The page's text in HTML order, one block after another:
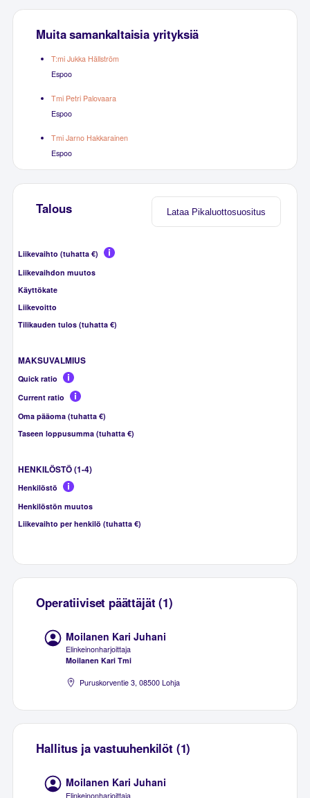
Muita samankaltaisia yrityksiä
T:mi Jukka Hällström
Espoo
Tmi Petri Palovaara
Espoo
Tmi Jarno Hakkarainen
Espoo
Lataa Pikaluottosuositus
Talous
Liikevaihto (tuhatta €)
Liikevaihdon muutos
Käyttökate
Liikevoitto
Tilikauden tulos (tuhatta €)
MAKSUVALMIUS
Quick ratio
Current ratio
Oma pääoma (tuhatta €)
Taseen loppusumma (tuhatta €)
HENKILÖSTÖ (1-4)
Henkilöstö
Henkilöstön muutos
Liikevaihto per henkilö (tuhatta €)
Operatiiviset päättäjät (1)
Moilanen Kari Juhani
Elinkeinonharjoittaja
Moilanen Kari Tmi
Puruskorventie 3, 08500 Lohja
Hallitus ja vastuuhenkilöt (1)
Moilanen Kari Juhani
Elinkeinonharjoittaja